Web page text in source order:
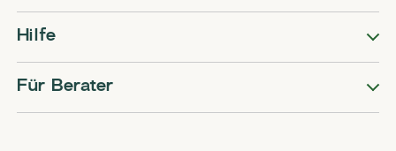
Hilfe
Für Berater